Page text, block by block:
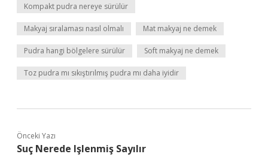
Kompakt pudra nereye sürülür
Makyaj sıralaması nasıl olmalı Mat makyaj ne demek
Pudra hangi bölgelere sürülür Soft makyaj ne demek
Toz pudra mı sıkıştırılmış pudra mı daha iyidir
Önceki Yazı
Suç Nerede Işlenmiş Sayılır